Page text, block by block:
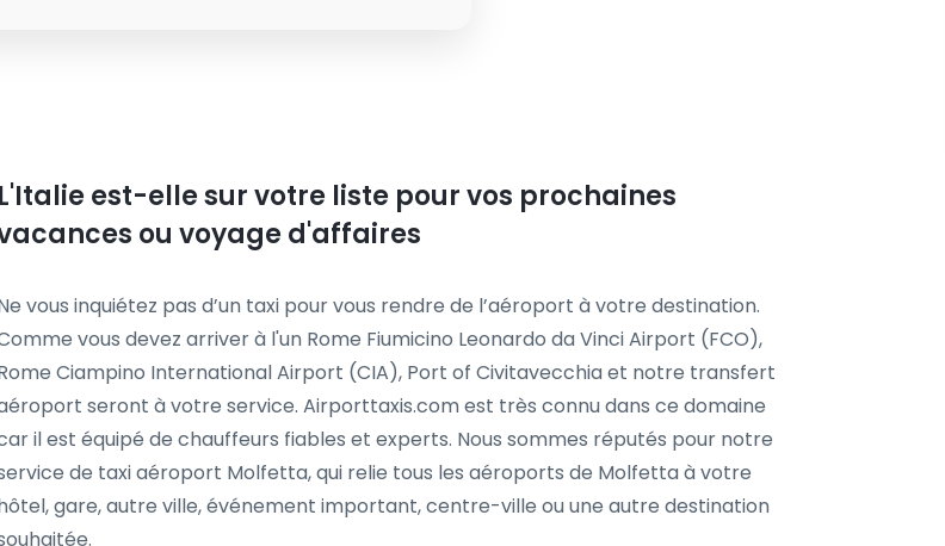
L'Italie est-elle sur votre liste pour vos prochaines
ou voyage d'affaires
vous inquiétez pas d’un taxi pour vous rendre de l’aéroport à votre destination.
vous devez arriver à l'un Rome Fiumicino Leonardo da Vinci Airport (FCO),
Ciampino International Airport (CIA), Port of Civitavecchia et notre transfert
seront à votre service. Airporttaxis.com est très connu dans ce domaine
il est équipé de chauffeurs fiables et experts. Nous sommes réputés pour notre
de taxi aéroport Molfetta, qui relie tous les aéroports de Molfetta à votre
gare, autre ville, événement important, centre-ville ou une autre destination